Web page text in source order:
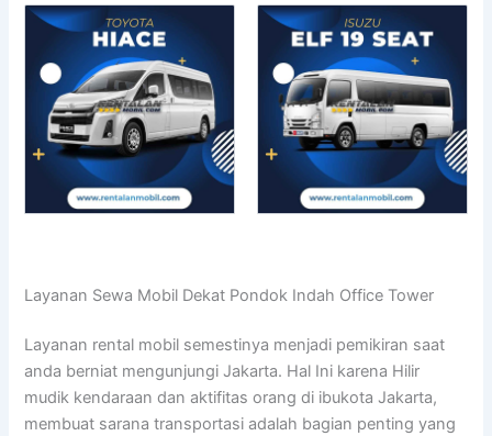
Layanan Sewa Mobil Dekat Pondok Indah Office Tower
Layanan rental mobil semestinya menjadi pemikiran saat
anda berniat mengunjungi Jakarta. Hal Ini karena Hilir
mudik kendaraan dan aktifitas orang di ibukota Jakarta,
membuat sarana transportasi adalah bagian penting yang